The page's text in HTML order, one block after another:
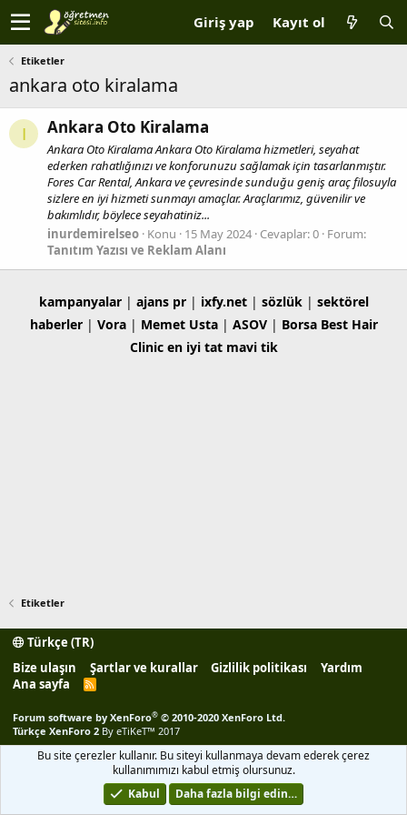
Giriş yap Kayıt ol
Etiketler
ankara oto kiralama
I Ankara Oto Kiralama
Ankara Oto Kiralama Ankara Oto Kiralama hizmetleri, seyahat
ederken rahatlığınızı ve konforunuzu sağlamak için tasarlanmıştır.
Fores Car Rental, Ankara ve çevresinde sunduğu geniş araç filosuyla
sizlere en iyi hizmeti sunmayı amaçlar. Araçlarımız, güvenilir ve
bakımlıdır, böylece seyahatiniz...
inurdemirelseo Konu 15 May 2024 Cevaplar: 0 Forum:
Tanıtım Yazısı ve Reklam Alanı
kampanyalar| ajans pr| ixfy.net| sözlük| sektörel
haberler| Vora| Memet Usta| ASOV| Borsa Best Hair
Clinic en iyi tat mavi tik
Etiketler
Türkçe (TR)
Bize ulaşın
Şartlar ve kurallar Gizlilik politikası
Yardım
Ana sayfa
R
Forum software by XenForo® © 2010-2020 XenForo Ltd.
Türkçe XenForo 2 By eTiKeT™ 2017
Bu site çerezler kullanır. Bu siteyi kullanmaya devam ederek çerez
kullanımımızı kabul etmiş olursunuz.
Kabul
Daha fazla bilgi edin…